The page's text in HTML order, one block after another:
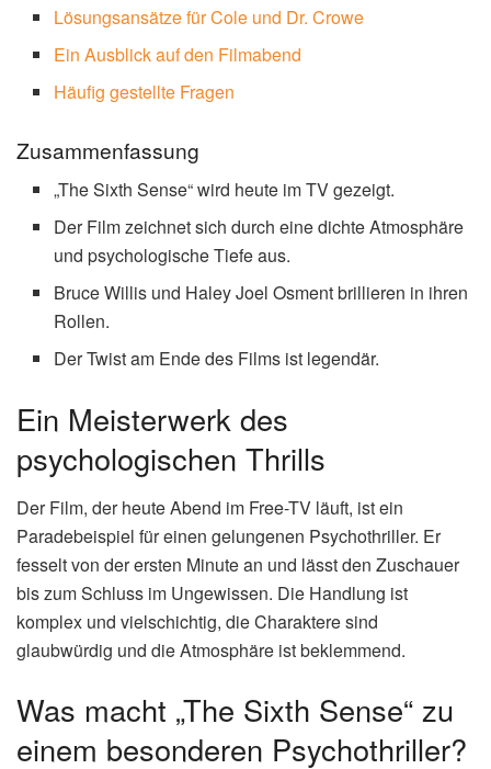
Lösungsansätze für Cole und Dr. Crowe
Ein Ausblick auf den Filmabend
Häufig gestellte Fragen
Zusammenfassung
„The Sixth Sense“ wird heute im TV gezeigt.
Der Film zeichnet sich durch eine dichte Atmosphäre
und psychologische Tiefe aus.
Bruce Willis und Haley Joel Osment brillieren in ihren
Rollen.
Der Twist am Ende des Films ist legendär.
Ein Meisterwerk des
psychologischen Thrills
Der Film, der heute Abend im Free-TV läuft, ist ein
Paradebeispiel für einen gelungenen Psychothriller. Er
fesselt von der ersten Minute an und lässt den Zuschauer
bis zum Schluss im Ungewissen. Die Handlung ist
komplex und vielschichtig, die Charaktere sind
glaubwürdig und die Atmosphäre ist beklemmend.
Was macht „The Sixth Sense“ zu
einem besonderen Psychothriller?